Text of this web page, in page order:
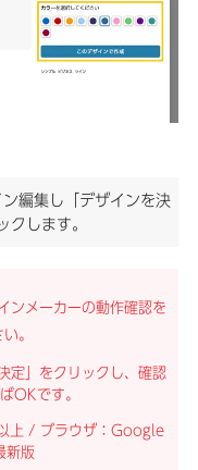
編集し「デザインを決
クします。
ンメーカーの動作確認を
。
定」をクリックし、確認
OKです。
上 / ブラウザ：Google
新版